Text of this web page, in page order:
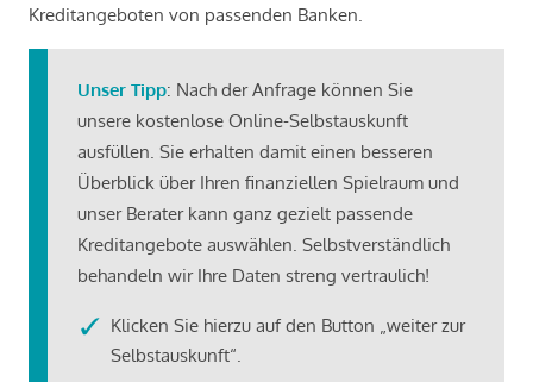
Kreditangeboten von passenden Banken.
Unser Tipp: Nach der Anfrage können Sie
unsere kostenlose Online-Selbstauskunft
ausfüllen. Sie erhalten damit einen besseren
Überblick über Ihren finanziellen Spielraum und
unser Berater kann ganz gezielt passende
Kreditangebote auswählen. Selbstverständlich
behandeln wir Ihre Daten streng vertraulich!
Klicken Sie hierzu auf den Button „weiter zur
Selbstauskunft“.